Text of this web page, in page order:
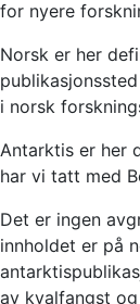
for nyere
Norsk er her
i norsk
Antarktis er her
har vi tatt med
Det er ingen
innholdet er på
av kvalfangst